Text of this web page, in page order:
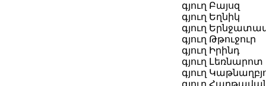
գյուղ Բայսզ
գյուղ Եղնիկ
գյուղ
գյուղ Թթուջուր
գյուղ Իրինդ
գյուղ Լեռնարոտ
գյուղ